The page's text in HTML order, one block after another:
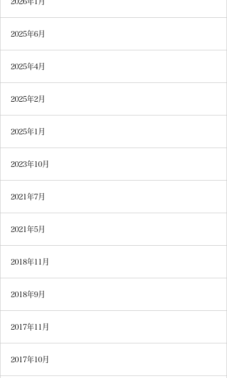
2025年6月
2025年4月
2025年2月
2025年1月
2023年10月
2021年7月
2021年5月
2018年11月
2018年9月
2017年11月
2017年10月